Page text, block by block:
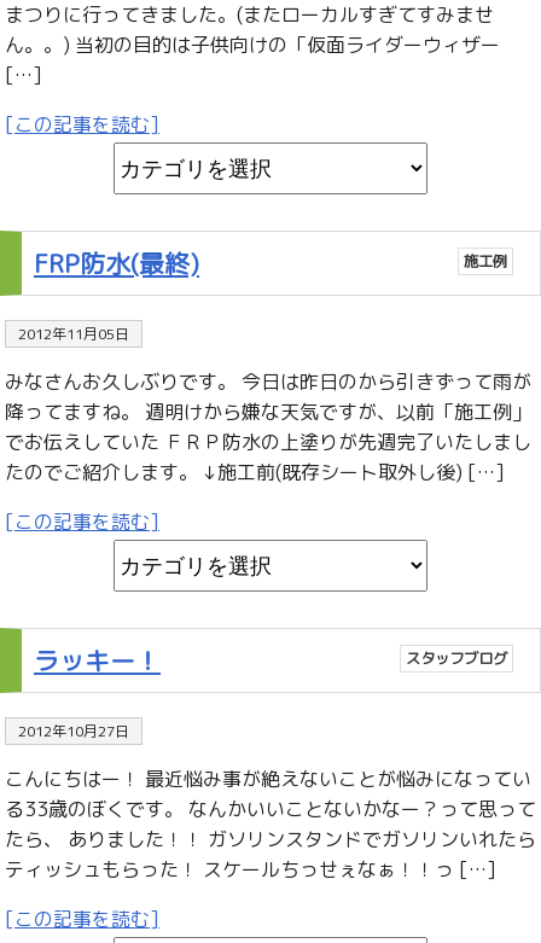
まつりに行ってきました。(またローカルすぎてすみませ
ん。。) 当初の目的は子供向けの「仮面ライダーウィザー
[…]
[この記事を読む]
FRP防水(最終) 施工例
2012年11月05日
みなさんお久しぶりです。 今日は昨日のから引きずって雨が
降ってますね。 週明けから嫌な天気ですが、以前「施工例」
でお伝えしていた ＦＲＰ防水の上塗りが先週完了いたしまし
たのでご紹介します。 ↓施工前(既存シート取外し後) […]
[この記事を読む]
ラッキー！ スタッフブログ
2012年10月27日
こんにちはー！ 最近悩み事が絶えないことが悩みになってい
る33歳のぼくです。 なんかいいことないかなー？って思って
たら、 ありました！！ ガソリンスタンドでガソリンいれたら
ティッシュもらった！ スケールちっせぇなぁ！！っ […]
[この記事を読む]